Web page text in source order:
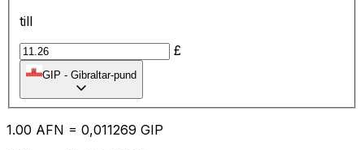
till
£
GIP - Gibraltar-pund
1.00 AFN = 0,011269 GIP